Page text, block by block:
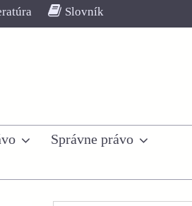
Slovník
Správne právo